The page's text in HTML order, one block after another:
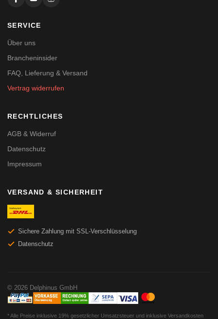
SERVICE
Über uns
Brancheninsider
FAQ, Lieferung & Versand
Vertrag widerrufen
RECHTLICHES
AGB & Widerruf
Datenschutz
Impressum
VERSAND & SICHERHEIT
Sichere Zahlung mit SSL-Verschlüsselung
Datenschutz
© 2026 Delphinus GmbH
* Alle Preise inklusive 19% gesetzlicher Umsatzsteuer und inklusive Versandkosten